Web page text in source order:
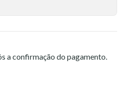
a confirmação do pagamento.